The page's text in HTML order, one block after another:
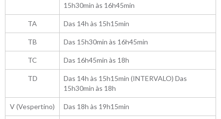
15h30min às 16h45min
TA Das 14h às 15h15min
TB Das 15h30min às 16h45min
TC Das 16h45min às 18h
TD
Das 14h às 15h15min (INTERVALO) Das
15h30min às 18h
V (Vespertino) Das 18h às 19h15min